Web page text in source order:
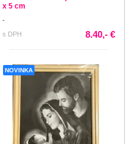
x 5 cm
-
s DPH
8.40,- €
NOVINKA